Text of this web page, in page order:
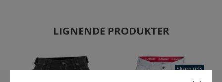
LIGNENDE PRODUKTER
Skarp pris